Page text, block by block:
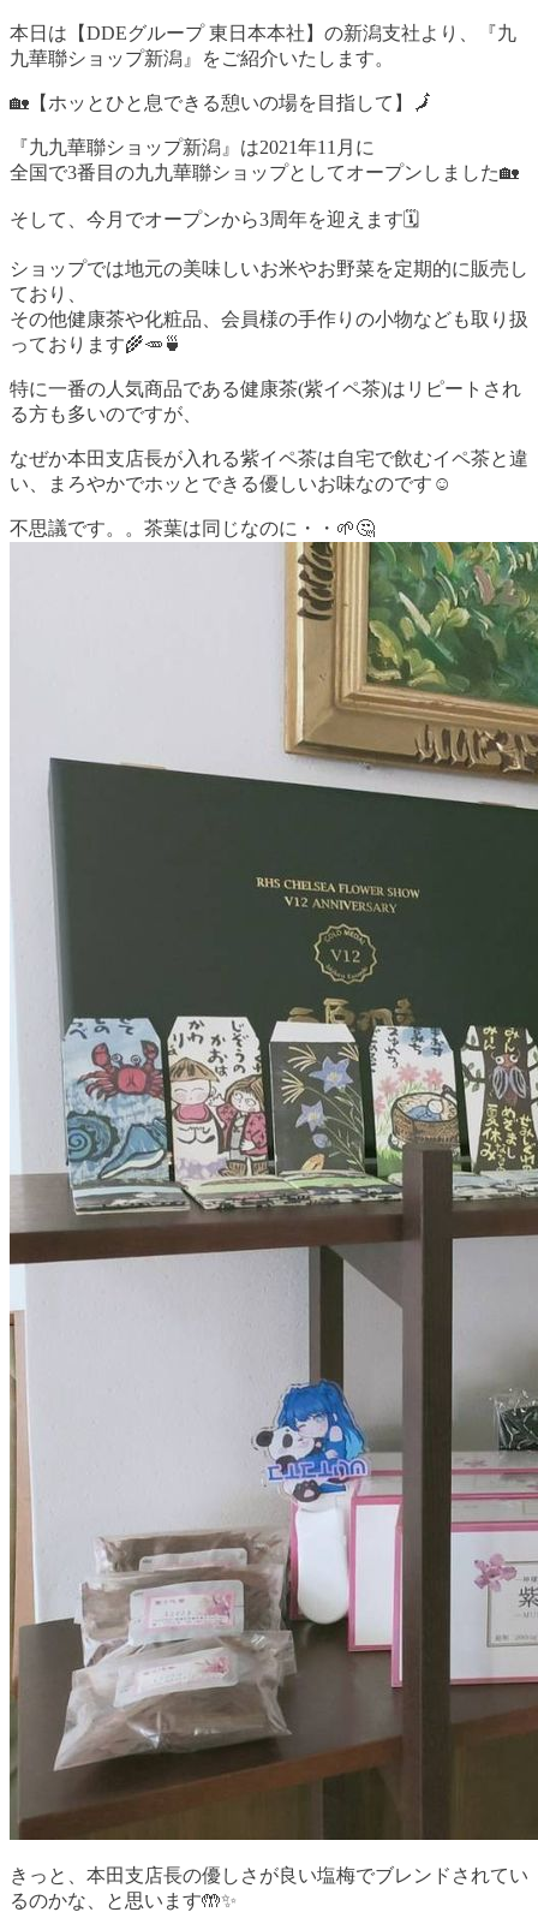
本日は【DDEグループ 東日本本社】の新潟支社より、『九
九華聯ショップ新潟』をご紹介いたします。
🏡【ホッとひと息できる憩いの場を目指して】🗾
『九九華聯ショップ新潟』は2021年11月に
全国で3番目の九九華聯ショップとしてオープンしました🏡
そして、今月でオープンから3周年を迎えます🗓️
ショップでは地元の美味しいお米やお野菜を定期的に販売し
ており、
その他健康茶や化粧品、会員様の手作りの小物なども取り扱
っております🌾🥕🍵
特に一番の人気商品である健康茶(紫イペ茶)はリピートされ
る方も多いのですが、
なぜか本田支店長が入れる紫イペ茶は自宅で飲むイペ茶と違
い、まろやかでホッとできる優しいお味なのです☺️
不思議です。。茶葉は同じなのに・・🌱🤔
きっと、本田支店長の優しさが良い塩梅でブレンドされてい
るのかな、と思います🤲✨